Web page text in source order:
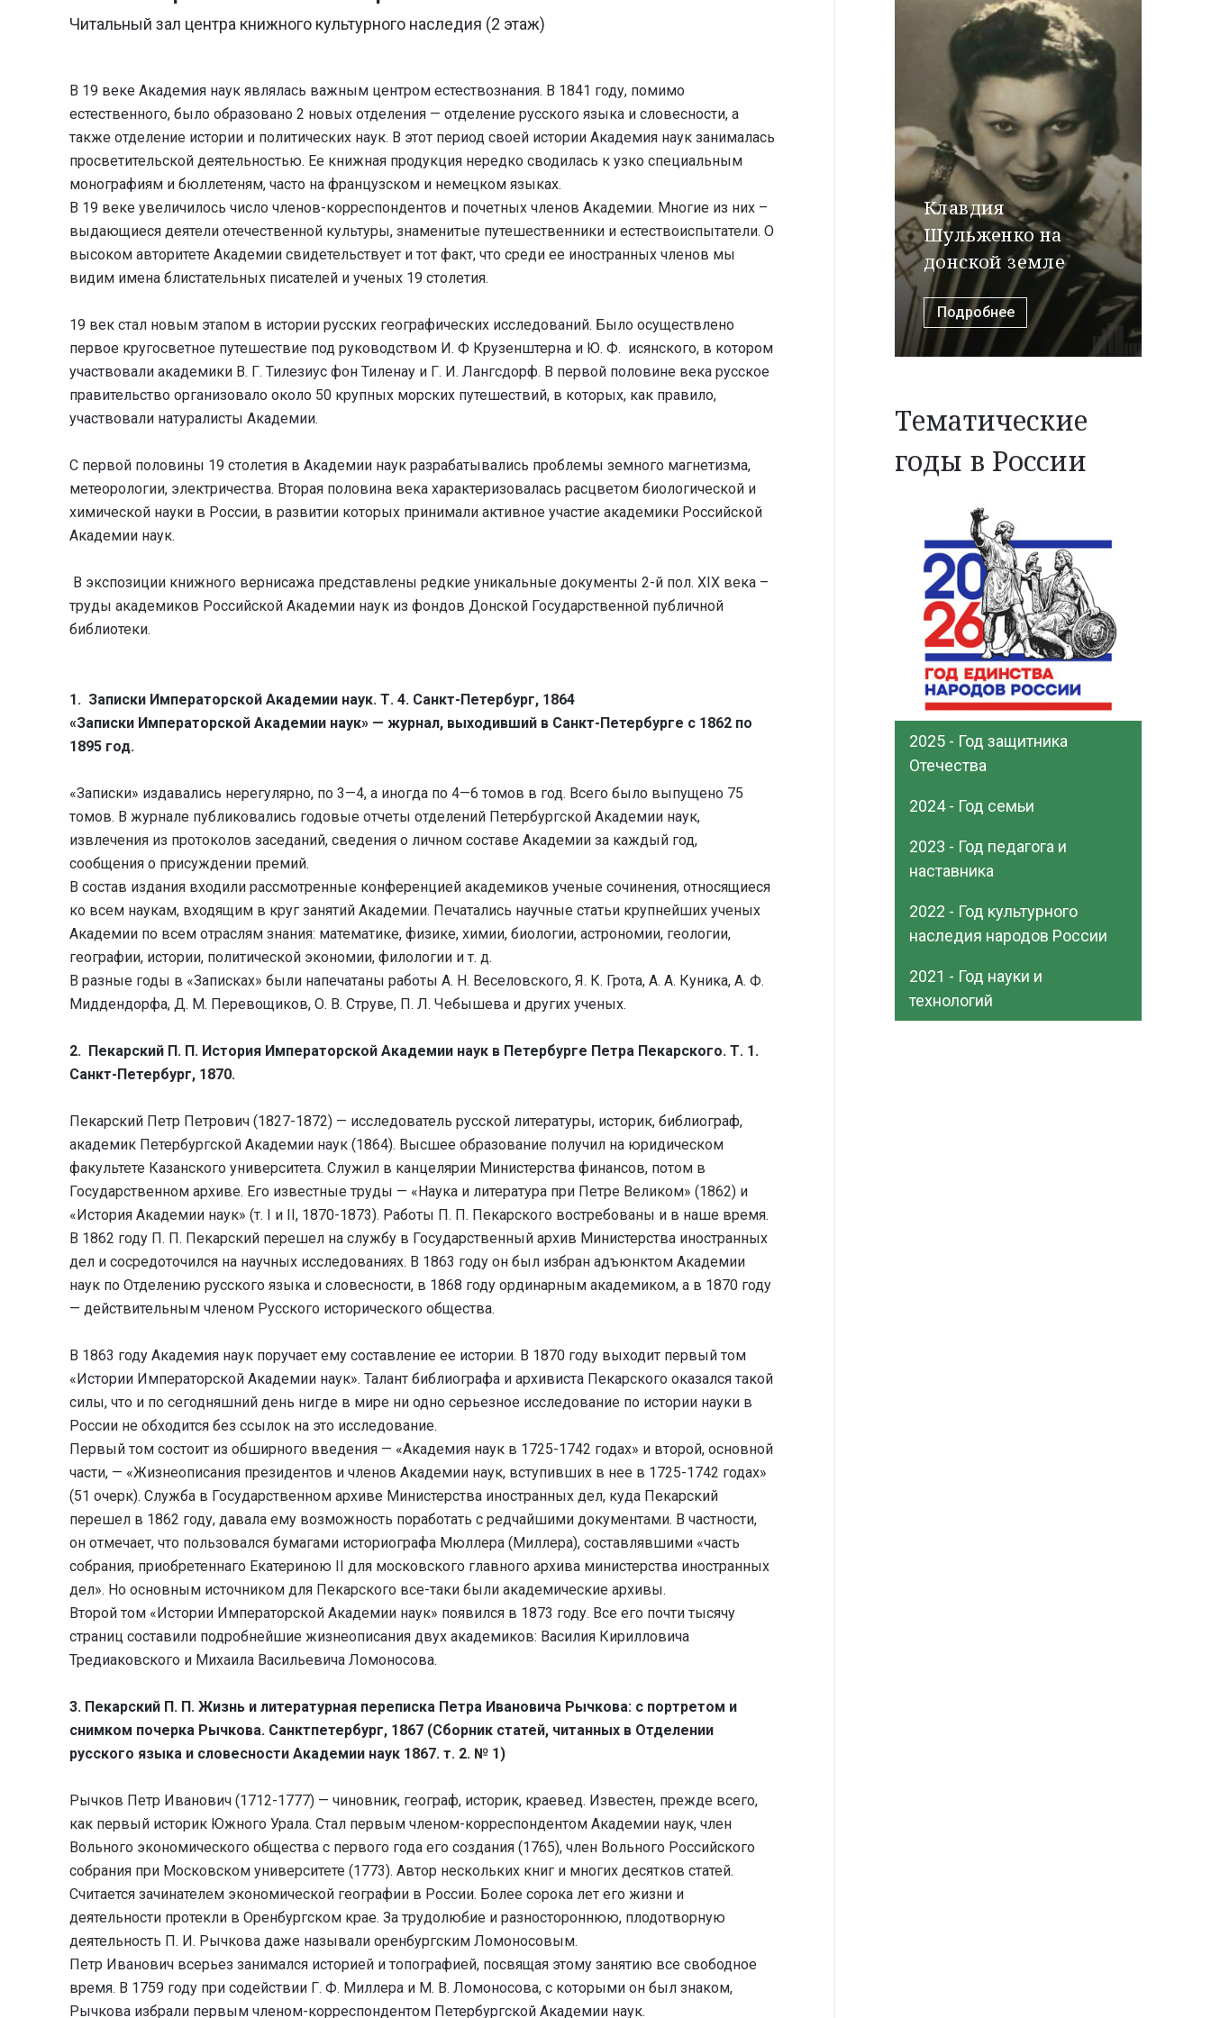
Читальный зал центра книжного культурного наследия (2 этаж)
В 19 веке Академия наук являлась важным центром естествознания. В 1841 году, помимо
естественного, было образовано 2 новых отделения — отделение русского языка и словесности, а
также отделение истории и политических наук. В этот период своей истории Академия наук занималась
просветительской деятельностью. Ее книжная продукция нередко сводилась к узко специальным
монографиям и бюллетеням, часто на французском и немецком языках.
В 19 веке увеличилось число членов-корреспондентов и почетных членов Академии. Многие из них –
выдающиеся деятели отечественной культуры, знаменитые путешественники и естествоиспытатели. О
высоком авторитете Академии свидетельствует и тот факт, что среди ее иностранных членов мы
видим имена блистательных писателей и ученых 19 столетия.
19 век стал новым этапом в истории русских географических исследований. Было осуществлено
первое кругосветное путешествие под руководством И. Ф Крузенштерна и Ю. Ф. исянского, в котором
участвовали академики В. Г. Тилезиус фон Тиленау и Г. И. Лангсдорф. В первой половине века русское
правительство организовало около 50 крупных морских путешествий, в которых, как правило,
участвовали натуралисты Академии.
С первой половины 19 столетия в Академии наук разрабатывались проблемы земного магнетизма,
метеорологии, электричества. Вторая половина века характеризовалась расцветом биологической и
химической науки в России, в развитии которых принимали активное участие академики Российской
Академии наук.
В экспозиции книжного вернисажа представлены редкие уникальные документы 2-й пол. XIX века –
труды академиков Российской Академии наук из фондов Донской Государственной публичной
библиотеки.
1. Записки Императорской Академии наук. Т. 4. Санкт-Петербург, 1864
«Записки Императорской Академии наук» — журнал, выходивший в Санкт-Петербурге с 1862 по
1895 год.
«Записки» издавались нерегулярно, по 3—4, а иногда по 4—6 томов в год. Всего было выпущено 75
томов. В журнале публиковались годовые отчеты отделений Петербургской Академии наук,
извлечения из протоколов заседаний, сведения о личном составе Академии за каждый год,
сообщения о присуждении премий.
В состав издания входили рассмотренные конференцией академиков ученые сочинения, относящиеся
ко всем наукам, входящим в круг занятий Академии. Печатались научные статьи крупнейших ученых
Академии по всем отраслям знания: математике, физике, химии, биологии, астрономии, геологии,
географии, истории, политической экономии, филологии и т. д.
В разные годы в «Записках» были напечатаны работы А. Н. Веселовского, Я. К. Грота, А. А. Куника, А. Ф.
Миддендорфа, Д. М. Перевощиков, О. В. Струве, П. Л. Чебышева и других ученых.
2. Пекарский П. П. История Императорской Академии наук в Петербурге Петра Пекарского. Т. 1.
Санкт-Петербург, 1870.
Пекарский Петр Петрович (1827-1872) — исследователь русской литературы, историк, библиограф,
академик Петербургской Академии наук (1864). Высшее образование получил на юридическом
факультете Казанского университета. Служил в канцелярии Министерства финансов, потом в
Государственном архиве. Его известные труды — «Наука и литература при Петре Великом» (1862) и
«История Академии наук» (т. I и II, 1870-1873). Работы П. П. Пекарского востребованы и в наше время.
В 1862 году П. П. Пекарский перешел на службу в Государственный архив Министерства иностранных
дел и сосредоточился на научных исследованиях. В 1863 году он был избран адъюнктом Академии
наук по Отделению русского языка и словесности, в 1868 году ординарным академиком, а в 1870 году
— действительным членом Русского исторического общества.
В 1863 году Академия наук поручает ему составление ее истории. В 1870 году выходит первый том
«Истории Императорской Академии наук». Талант библиографа и архивиста Пекарского оказался такой
силы, что и по сегодняшний день нигде в мире ни одно серьезное исследование по истории науки в
России не обходится без ссылок на это исследование.
Первый том состоит из обширного введения — «Академия наук в 1725-1742 годах» и второй, основной
части, — «Жизнеописания президентов и членов Академии наук, вступивших в нее в 1725-1742 годах»
(51 очерк). Служба в Государственном архиве Министерства иностранных дел, куда Пекарский
перешел в 1862 году, давала ему возможность поработать с редчайшими документами. В частности,
он отмечает, что пользовался бумагами историографа Мюллера (Миллера), составлявшими «часть
собрания, приобретеннаго Екатериною II для московского главного архива министерства иностранных
дел». Но основным источником для Пекарского все-таки были академические архивы.
Второй том «Истории Императорской Академии наук» появился в 1873 году. Все его почти тысячу
страниц составили подробнейшие жизнеописания двух академиков: Василия Кирилловича
Тредиаковского и Михаила Васильевича Ломоносова.
3. Пекарский П. П. Жизнь и литературная переписка Петра Ивановича Рычкова: с портретом и
снимком почерка Рычкова. Санктпетербург, 1867 (Сборник статей, читанных в Отделении
русского языка и словесности Академии наук 1867. т. 2. № 1)
Рычков Петр Иванович (1712-1777) — чиновник, географ, историк, краевед. Известен, прежде всего,
как первый историк Южного Урала. Стал первым членом-корреспондентом Академии наук, член
Вольного экономического общества с первого года его создания (1765), член Вольного Российского
собрания при Московском университете (1773). Автор нескольких книг и многих десятков статей.
Считается зачинателем экономической географии в России. Более сорока лет его жизни и
деятельности протекли в Оренбургском крае. За трудолюбие и разностороннюю, плодотворную
деятельность П. И. Рычкова даже называли оренбургским Ломоносовым.
Петр Иванович всерьез занимался историей и топографией, посвящая этому занятию все свободное
время. В 1759 году при содействии Г. Ф. Миллера и М. В. Ломоносова, с которыми он был знаком,
Рычкова избрали первым членом-корреспондентом Петербургской Академии наук.
Клавдия
Шульженко на
донской земле
Подробнее
Тематические
годы в России
2025 - Год защитника
Отечества
2024 - Год семьи
2023 - Год педагога и
наставника
2022 - Год культурного
наследия народов России
2021 - Год науки и
технологий